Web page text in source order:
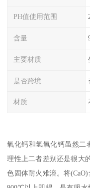
PH值使用范围
含量
主要材质
是否跨境
材质
氧化钙和氢氧化钙虽然二
理性上二者差别还是很大
色固体耐火难溶。将